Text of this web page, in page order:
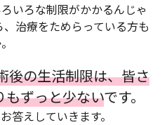
いろな制限がかかるんじゃ
治療をためらっている方も
後の生活制限は、皆さ
もずっと少ないです。
答えしていきます。